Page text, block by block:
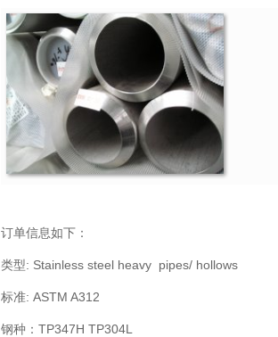
订单信息如下：
类型: Stainless steel heavy pipes/ hollows
标准: ASTM A312
钢种：TP347H TP304L